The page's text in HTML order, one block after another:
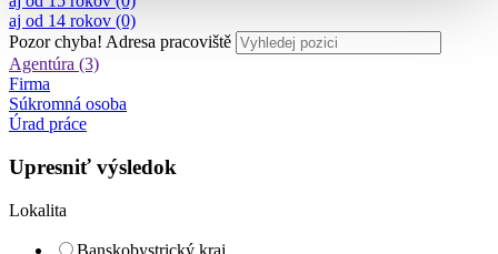
aj od 14 rokov (0)
Pozor chyba! Adresa pracoviště
Agentúra (3)
Firma
Súkromná osoba
Úrad práce
Upresniť výsledok
Lokalita
Banskobystrický kraj